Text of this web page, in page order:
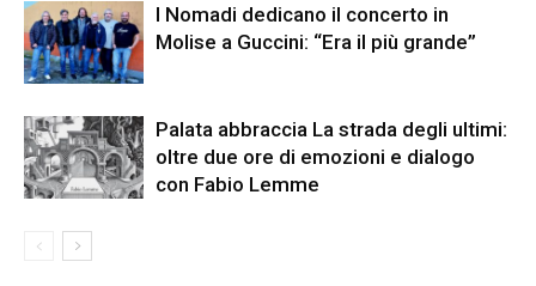
I Nomadi dedicano il concerto in
Molise a Guccini: “Era il più grande”
Palata abbraccia La strada degli ultimi:
oltre due ore di emozioni e dialogo
con Fabio Lemme